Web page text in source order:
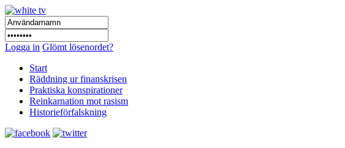
Logga in Glömt lösenordet?
Start
Räddning ur finanskrisen
Praktiska konspirationer
Reinkarnation mot rasism
Historieförfalskning